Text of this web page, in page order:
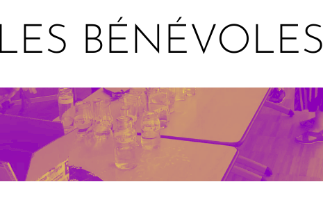
LES BÉNÉVOLES